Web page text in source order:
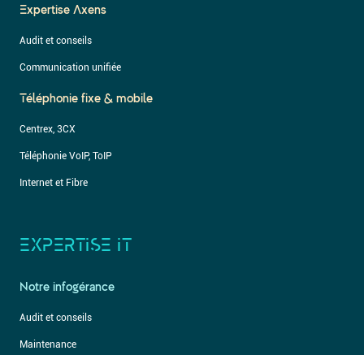
Expertise Axens
Audit et conseils
Communication unifiée
Téléphonie fixe & mobile
Centrex, 3CX
Téléphonie VoIP, ToIP
Internet et Fibre
EXPERTISE IT
Notre infogérance
Audit et conseils
Maintenance